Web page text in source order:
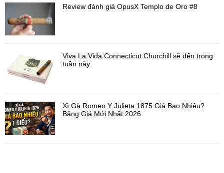
Review đánh giá OpusX Templo de Oro #8
Viva La Vida Connecticut Churchill sẽ đến trong
tuần này.
Xì Gà Romeo Y Julieta 1875 Giá Bao Nhiêu?
Bảng Giá Mới Nhất 2026